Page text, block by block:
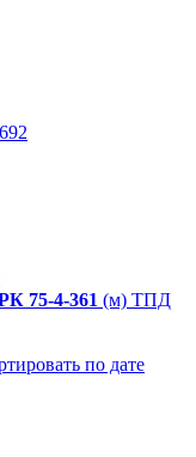
75-4-361 (м) ТПД
по дате